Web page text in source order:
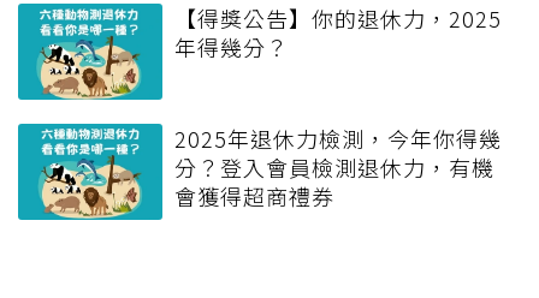
【得獎公告】你的退休力，2025
年得幾分？
2025年退休力檢測，今年你得幾
分？登入會員檢測退休力，有機
會獲得超商禮券